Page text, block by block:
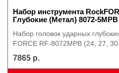
Набор инструмента
Глубокие (Метал) 8072-5MPB
Набор головок ударных
FORCE RF-8072MPB (24, 27,
7865 р.